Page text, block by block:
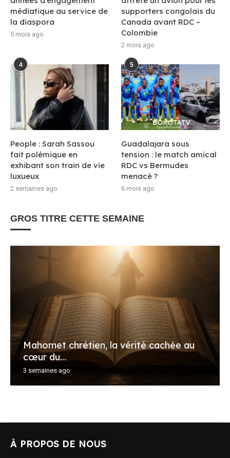
médiatique au service de
la diaspora
5 mois ago
supporters congolais du
Canada avant RDC –
Colombie
2 mois ago
4
People : Sarah Sassou
fait polémique en
exhibant son train de vie
luxueux
2 semaines ago
5
Guadalajara sous
tension : le match amical
RDC vs Bermudes
menacé ?
6 mois ago
GROS TITRE CETTE SEMAINE
Mahomet chrétien, la vérité cachée au
cœur du...
3 semaines ago
À PROPOS DE NOUS